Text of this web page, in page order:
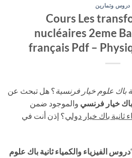
دروس وتمارين
Cours Les
nucléaires 2eme
français Pdf –
باك علوم خيار فرنسية؟ هل تبحث عن
والموجود ضمن
ثانية باك خيار دولي؟ إذن أنت في
دروس الفيزياء والكمياء ثانية باك علوم